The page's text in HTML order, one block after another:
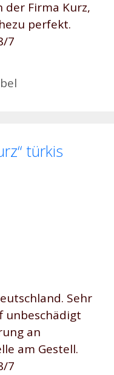
der Firma Kurz,
perfekt.
7
türkis
Sehr
unbeschädigt
an
am Gestell.
7